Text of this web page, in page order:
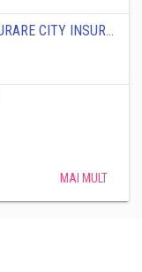
SOCIETATEA DE ASIGURARE-REASIGURARE CITY INSURANCE SA
MAI MULT